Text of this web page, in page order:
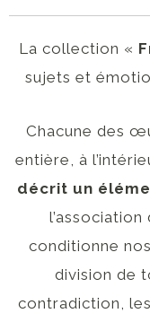
La collection «
sujets et
Chacune des
entière, à
décrit un
conditionne
division de
contradiction,